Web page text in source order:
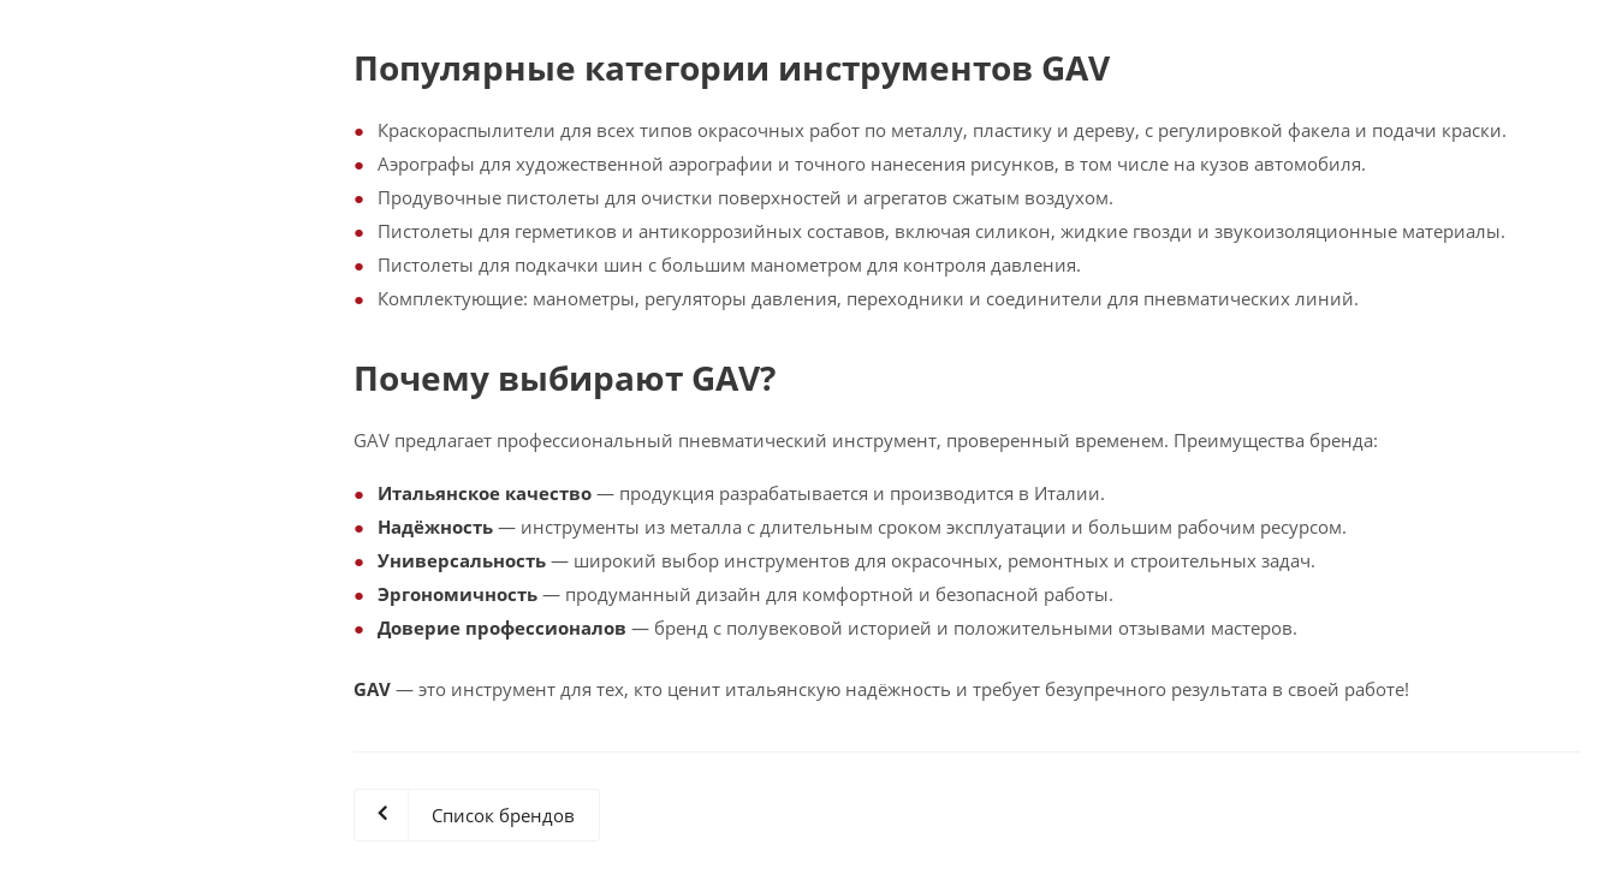
Популярные категории инструментов GAV
Краскораспылители для всех типов окрасочных работ по металлу, пластику и дереву, с регулировкой факела и подачи краски.
Аэрографы для художественной аэрографии и точного нанесения рисунков, в том числе на кузов автомобиля.
Продувочные пистолеты для очистки поверхностей и агрегатов сжатым воздухом.
Пистолеты для герметиков и антикоррозийных составов, включая силикон, жидкие гвозди и звукоизоляционные материалы.
Пистолеты для подкачки шин с большим манометром для контроля давления.
Комплектующие: манометры, регуляторы давления, переходники и соединители для пневматических линий.
Почему выбирают GAV?
GAV предлагает профессиональный пневматический инструмент, проверенный временем. Преимущества бренда:
Итальянское качество — продукция разрабатывается и производится в Италии.
Надёжность — инструменты из металла с длительным сроком эксплуатации и большим рабочим ресурсом.
Универсальность — широкий выбор инструментов для окрасочных, ремонтных и строительных задач.
Эргономичность — продуманный дизайн для комфортной и безопасной работы.
Доверие профессионалов — бренд с полувековой историей и положительными отзывами мастеров.
GAV — это инструмент для тех, кто ценит итальянскую надёжность и требует безупречного результата в своей работе!
Список брендов